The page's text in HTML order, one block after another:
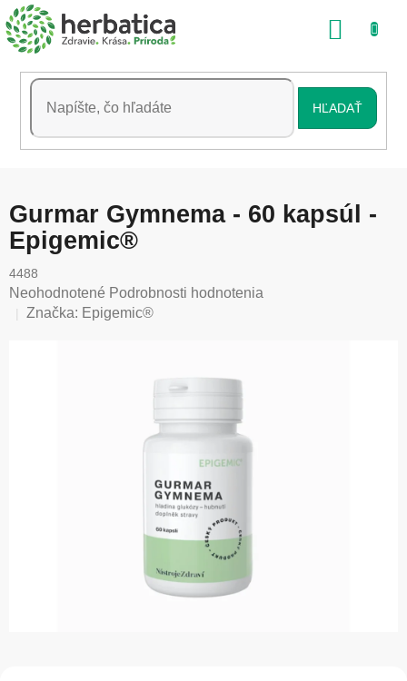
Prejsť
na
obsah
HĽADAŤ
Gurmar Gymnema - 60 kapsúl -
Epigemic®
4488
Priemerné
hodnotenie
Neohodnotené Podrobnosti hodnotenia
Značka: Epigemic®